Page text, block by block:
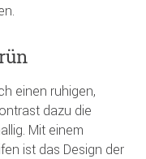
einen ruhigen,
dazu die
Mit einem
ist das Design der